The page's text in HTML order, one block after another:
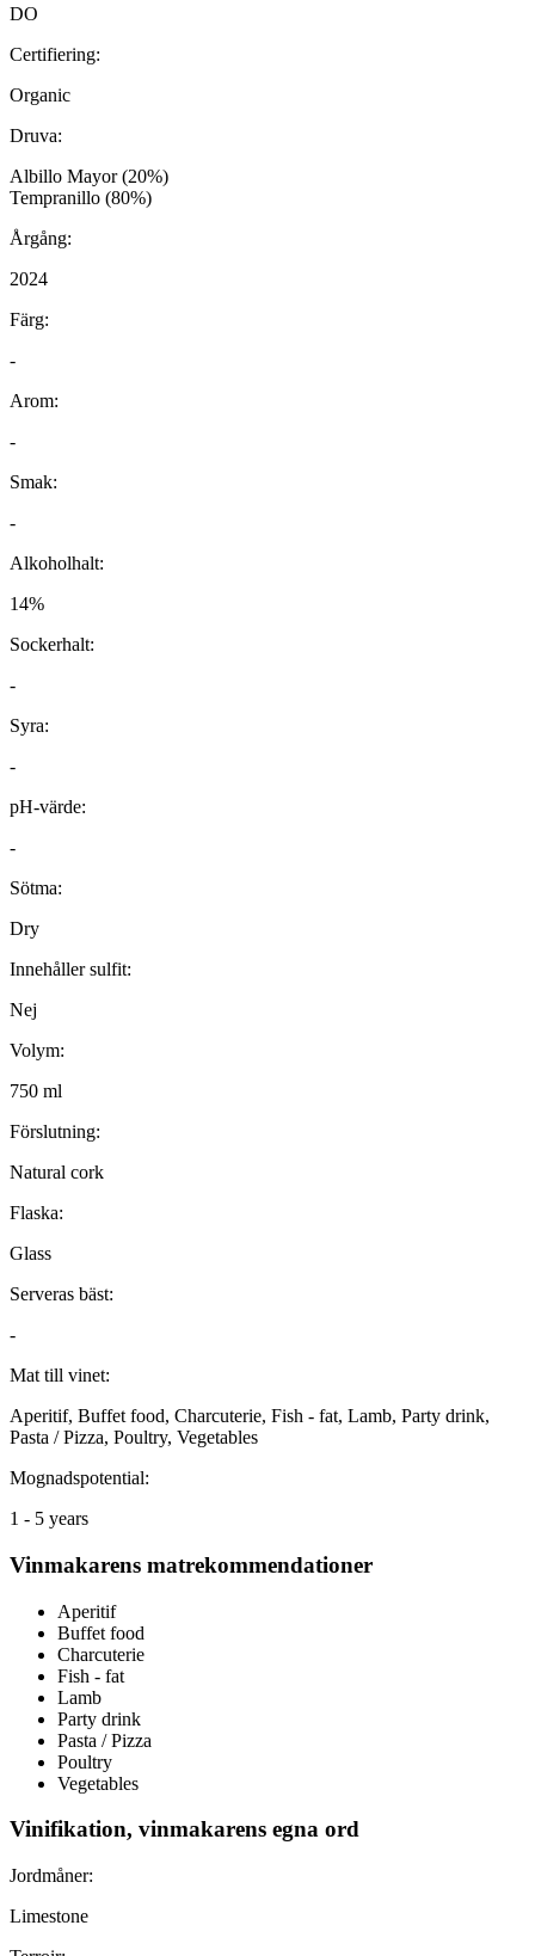
DO
Certifiering:
Organic
Druva:
Albillo Mayor (20%)
Tempranillo (80%)
Årgång:
2024
Färg:
-
Arom:
-
Smak:
-
Alkoholhalt:
14%
Sockerhalt:
-
Syra:
-
pH-värde:
-
Sötma:
Dry
Innehåller sulfit:
Nej
Volym:
750 ml
Förslutning:
Natural cork
Flaska:
Glass
Serveras bäst:
-
Mat till vinet:
Aperitif, Buffet food, Charcuterie, Fish - fat, Lamb, Party drink,
Pasta / Pizza, Poultry, Vegetables
Mognadspotential:
1 - 5 years
Vinmakarens matrekommendationer
Aperitif
Buffet food
Charcuterie
Fish - fat
Lamb
Party drink
Pasta / Pizza
Poultry
Vegetables
Vinifikation, vinmakarens egna ord
Jordmåner:
Limestone